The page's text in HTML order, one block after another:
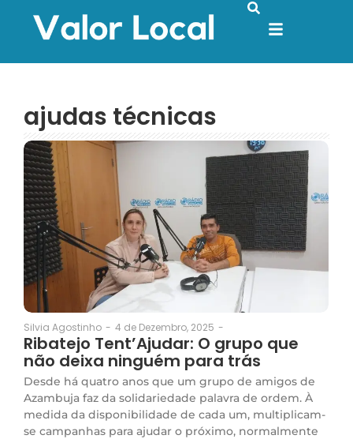
ajudas técnicas
Silvia Agostinho - 4 de Dezembro, 2025 -
Ribatejo Tent’Ajudar: O grupo que
não deixa ninguém para trás
Desde há quatro anos que um grupo de amigos de
Azambuja faz da solidariedade palavra de ordem. À
medida da disponibilidade de cada um, multiplicam-
se campanhas para ajudar o próximo, normalmente